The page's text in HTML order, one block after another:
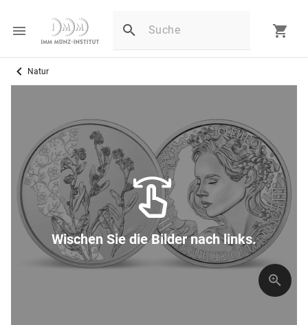
Natur
Wischen Sie die Bilder nach links.